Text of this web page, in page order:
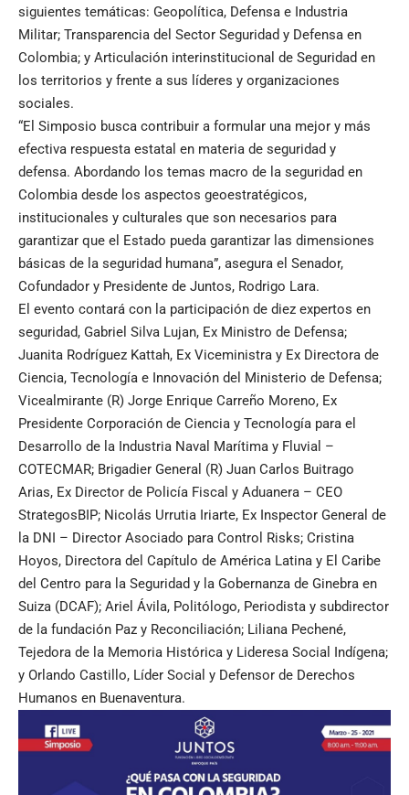
siguientes temáticas: Geopolítica, Defensa e Industria
Militar; Transparencia del Sector Seguridad y Defensa en
Colombia; y Articulación interinstitucional de Seguridad en
los territorios y frente a sus líderes y organizaciones
sociales.
“El Simposio busca contribuir a formular una mejor y más
efectiva respuesta estatal en materia de seguridad y
defensa. Abordando los temas macro de la seguridad en
Colombia desde los aspectos geoestratégicos,
institucionales y culturales que son necesarios para
garantizar que el Estado pueda garantizar las dimensiones
básicas de la seguridad humana”, asegura el Senador,
Cofundador y Presidente de Juntos, Rodrigo Lara.
El evento contará con la participación de diez expertos en
seguridad, Gabriel Silva Lujan, Ex Ministro de Defensa;
Juanita Rodríguez Kattah, Ex Viceministra y Ex Directora de
Ciencia, Tecnología e Innovación del Ministerio de Defensa;
Vicealmirante (R) Jorge Enrique Carreño Moreno, Ex
Presidente Corporación de Ciencia y Tecnología para el
Desarrollo de la Industria Naval Marítima y Fluvial –
COTECMAR; Brigadier General (R) Juan Carlos Buitrago
Arias, Ex Director de Policía Fiscal y Aduanera – CEO
StrategosBIP; Nicolás Urrutia Iriarte, Ex Inspector General de
la DNI – Director Asociado para Control Risks; Cristina
Hoyos, Directora del Capítulo de América Latina y El Caribe
del Centro para la Seguridad y la Gobernanza de Ginebra en
Suiza (DCAF); Ariel Ávila, Politólogo, Periodista y subdirector
de la fundación Paz y Reconciliación; Liliana Pechené,
Tejedora de la Memoria Histórica y Lideresa Social Indígena;
y Orlando Castillo, Líder Social y Defensor de Derechos
Humanos en Buenaventura.